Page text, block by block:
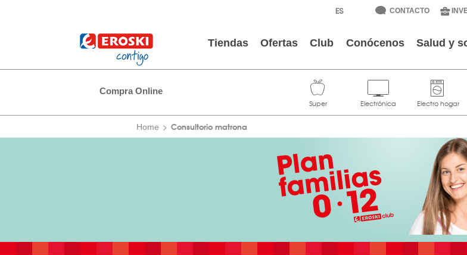
CONTACTO
Tiendas Ofertas Club Conócenos Salud y
Compra Online
Home Consultorio matrona